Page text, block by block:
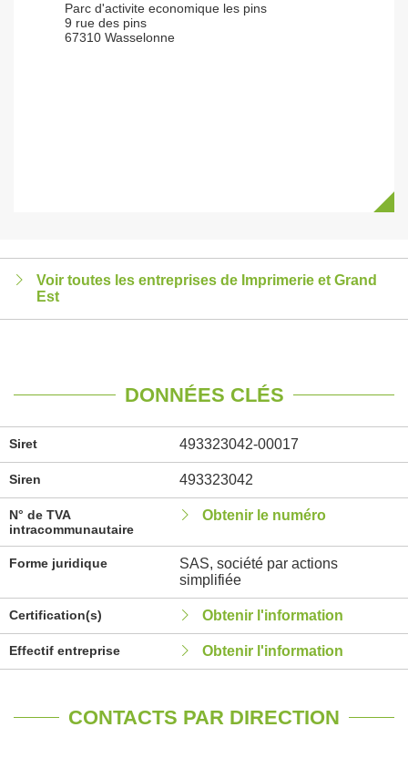
Parc d'activite economique les pins
9 rue des pins
67310 Wasselonne
Voir toutes les entreprises de Imprimerie et Grand
Est
DONNÉES CLÉS
Siret 493323042-00017
Siren 493323042
N° de TVA
intracommunautaire
Obtenir le numéro
Forme juridique
SAS, société par actions
simplifiée
Certification(s) Obtenir l'information
Effectif entreprise Obtenir l'information
CONTACTS PAR DIRECTION